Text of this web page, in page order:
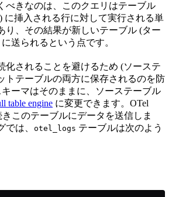
べきなのは、このクエリはテーブル
に挿入される行に対して実行される単
り、その結果が新しいテーブル (ター
送られるという点です。
化されることを避けるため (ソーステ
トテーブルの両方に保存されるのを防
キーマはそのままに、ソーステーブル
table engine に変更できます。OTel
きこのテーブルにデータを送信しま
では、 otel_logs テーブルは次のよう